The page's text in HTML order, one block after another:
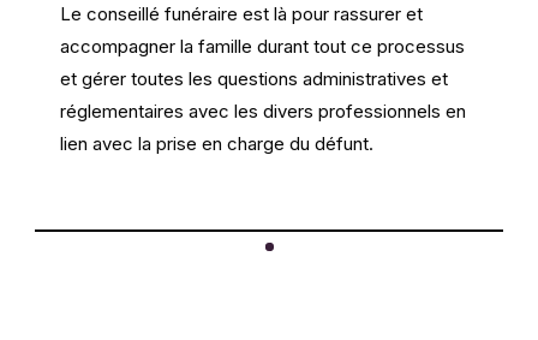
Le conseillé funéraire est là pour rassurer et
accompagner la famille durant tout ce processus
et gérer toutes les questions administratives et
réglementaires avec les divers professionnels en
lien avec la prise en charge du défunt.